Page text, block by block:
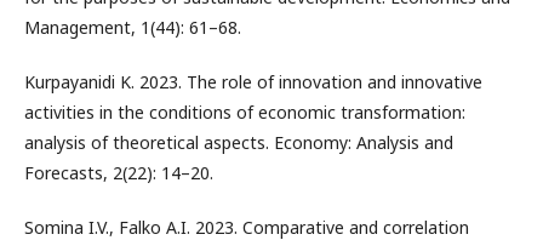
Management, 1(44): 61–68.
Kurpayanidi K. 2023. The role of innovation and innovative
activities in the conditions of economic transformation:
analysis of theoretical aspects. Economy: Analysis and
Forecasts, 2(22): 14–20.
Somina I.V., Falko A.I. 2023. Comparative and correlation